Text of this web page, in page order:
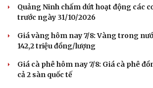
Vì sao giá vàng thế giới tăng
lại giảm?